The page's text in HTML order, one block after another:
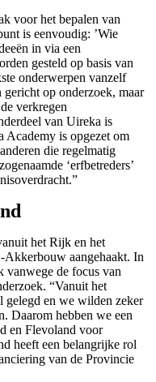
voor het bepalen van
is eenvoudig: ’Wie
in via een
gesteld op basis van
onderwerpen vanzelf
op onderzoek, maar
verkregen
van Uireka is
Academy is opgezet om
die regelmatig
‘erfbetreders’
het Rijk en het
aangehaakt. In
vanwege de focus van
“Vanuit het
gelegd en we wilden zeker
Daarom hebben we een
en Flevoland voor
heeft een belangrijke rol
van de Provincie